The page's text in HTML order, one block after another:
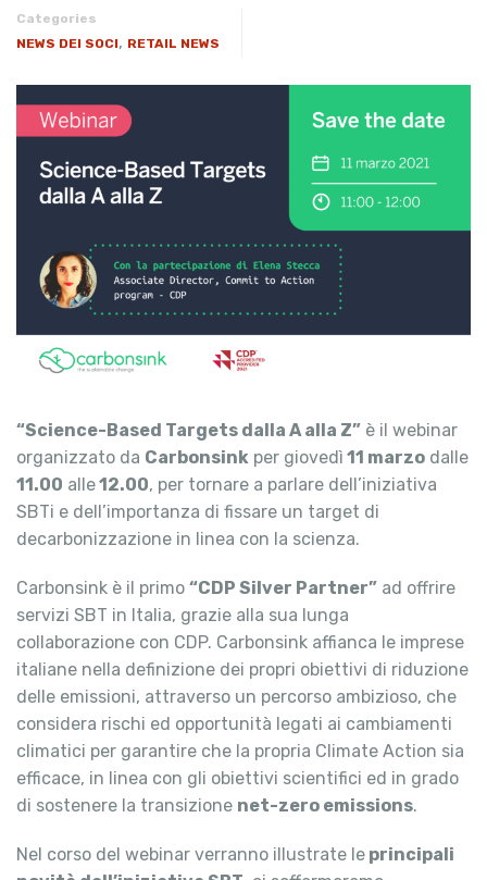
Categories
NEWS DEI SOCI, RETAIL NEWS
“Science-Based Targets dalla A alla Z” è il webinar
organizzato da Carbonsink per giovedì 11 marzo dalle
11.00 alle12.00, per tornare a parlare dell’iniziativa
SBTi e dell’importanza di fissare un target di
decarbonizzazione in linea con la scienza.
Carbonsink è il primo “CDP Silver Partner” ad offrire
servizi SBT in Italia, grazie alla sua lunga
collaborazione con CDP. Carbonsink affianca le imprese
italiane nella definizione dei propri obiettivi di riduzione
delle emissioni, attraverso un percorso ambizioso, che
considera rischi ed opportunità legati ai cambiamenti
climatici per garantire che la propria Climate Action sia
efficace, in linea con gli obiettivi scientifici ed in grado
di sostenere la transizione net-zero emissions.
Nel corso del webinar verranno illustrate le principali